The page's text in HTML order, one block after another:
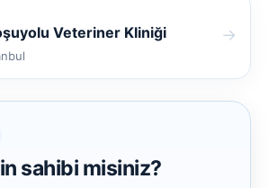
Veteriner Kliniği →
sahibi misiniz?